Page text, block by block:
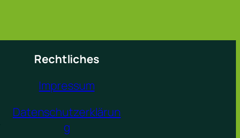
Rechtliches
Impressum
Datenschutzerklärun
g